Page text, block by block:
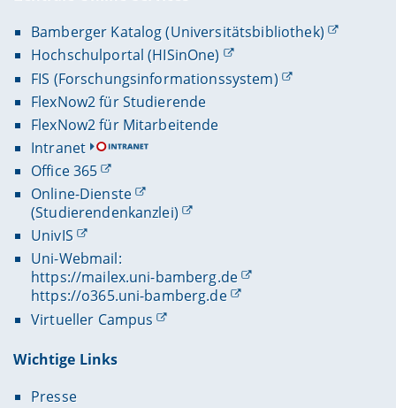
Bamberger Katalog (Universitätsbibliothek)
Hochschulportal (HISinOne)
FIS (Forschungsinformationssystem)
FlexNow2 für Studierende
FlexNow2 für Mitarbeitende
Intranet
Office 365
Online-Dienste
(Studierendenkanzlei)
UnivIS
Uni-Webmail:
https://mailex.uni-bamberg.de
https://o365.uni-bamberg.de
Virtueller Campus
Wichtige Links
Presse